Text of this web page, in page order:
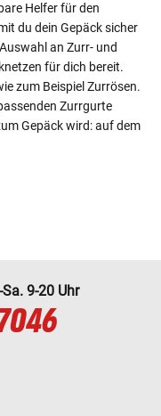
Helfer für den
du dein Gepäck sicher
an Zurr- und
für dich bereit.
zum Beispiel Zurrösen.
Zurrgurte
Gepäck wird: auf dem
9-20 Uhr